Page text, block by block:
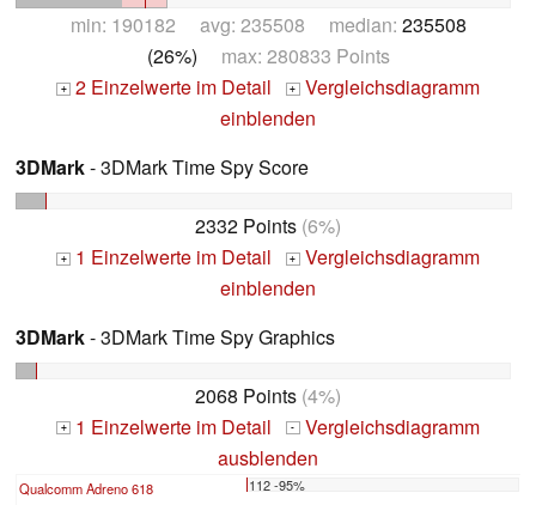
min: 190182 avg: 235508 median: 235508
(26%) max: 280833 Points
+ 2 Einzelwerte im Detail + Vergleichsdiagramm
einblenden
3DMark- 3DMark Time Spy Score
2332 Points (6%)
+ 1 Einzelwerte im Detail + Vergleichsdiagramm
einblenden
3DMark- 3DMark Time Spy Graphics
2068 Points (4%)
+ 1 Einzelwerte im Detail - Vergleichsdiagramm
ausblenden
Qualcomm Adreno 618 112 -95%